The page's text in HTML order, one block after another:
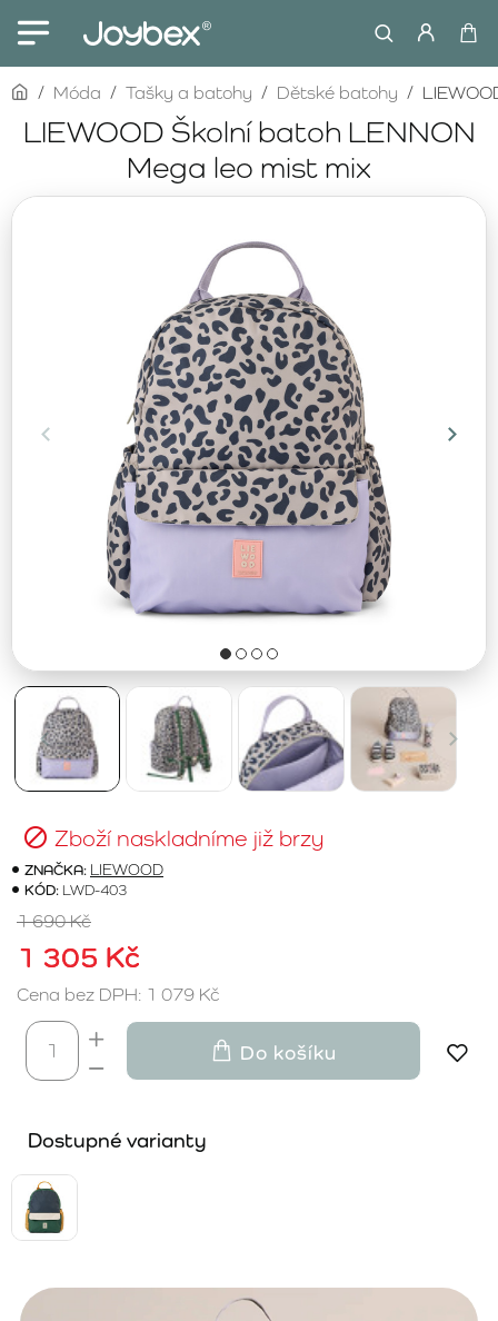
LIEWOOD Školní batoh LENNON
Mega leo mist mix
homeMóda Tašky a batohy Dětské batohy
Zboží naskladníme již brzy
ZNAČKA: LIEWOOD
KÓD: LWD-403
1 305 Kč
1 690 Kč
Cena bez DPH: 1 079 Kč
Do košíku
Dostupné varianty